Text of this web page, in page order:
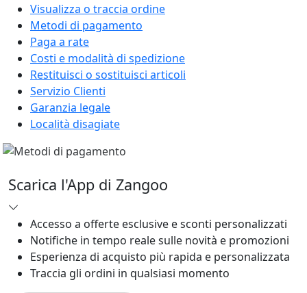
Visualizza o traccia ordine
Metodi di pagamento
Paga a rate
Costi e modalità di spedizione
Restituisci o sostituisci articoli
Servizio Clienti
Garanzia legale
Località disagiate
Scarica l'App di Zangoo
Accesso a offerte esclusive e sconti personalizzati
Notifiche in tempo reale sulle novità e promozioni
Esperienza di acquisto più rapida e personalizzata
Traccia gli ordini in qualsiasi momento